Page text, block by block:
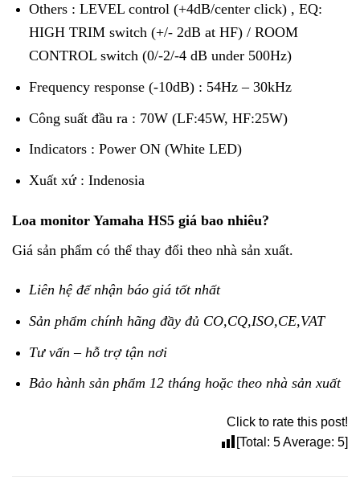
Others : LEVEL control (+4dB/center click) , EQ:
HIGH TRIM switch (+/- 2dB at HF) / ROOM
CONTROL switch (0/-2/-4 dB under 500Hz)
Frequency response (-10dB) : 54Hz – 30kHz
Công suất đầu ra : 70W (LF:45W, HF:25W)
Indicators : Power ON (White LED)
Xuất xứ : Indenosia
Loa monitor Yamaha HS5 giá bao nhiêu?
Giá sản phẩm có thể thay đổi theo nhà sản xuất.
Liên hệ để nhận báo giá tốt nhất
Sản phẩm chính hãng đầy đủ CO,CQ,ISO,CE,VAT
Tư vấn – hỗ trợ tận nơi
Bảo hành sản phẩm 12 tháng hoặc theo nhà sản xuất
Click to rate this post!
[Total: 5Average: 5]